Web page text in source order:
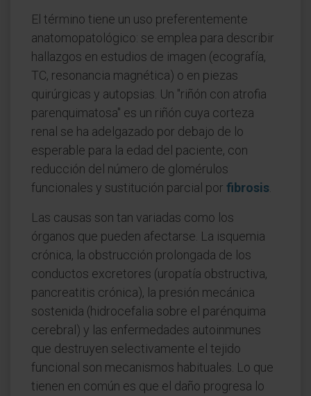
El término tiene un uso preferentemente
anatomopatológico: se emplea para describir
hallazgos en estudios de imagen (ecografía,
TC, resonancia magnética) o en piezas
quirúrgicas y autopsias. Un "riñón con atrofia
parenquimatosa" es un riñón cuya corteza
renal se ha adelgazado por debajo de lo
esperable para la edad del paciente, con
reducción del número de glomérulos
funcionales y sustitución parcial por fibrosis
Las causas son tan variadas como los
órganos que pueden afectarse. La isquemia
crónica, la obstrucción prolongada de los
conductos excretores (uropatía obstructiva,
pancreatitis crónica), la presión mecánica
sostenida (hidrocefalia sobre el parénquima
cerebral) y las enfermedades autoinmunes
que destruyen selectivamente el tejido
funcional son mecanismos habituales. Lo que
tienen en común es que el daño progresa lo